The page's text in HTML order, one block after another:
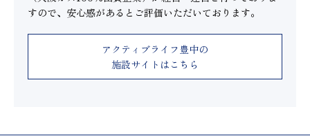
すので、安心感があるとご評価いただいております。
アクティブライフ豊中の
施設サイトはこちら